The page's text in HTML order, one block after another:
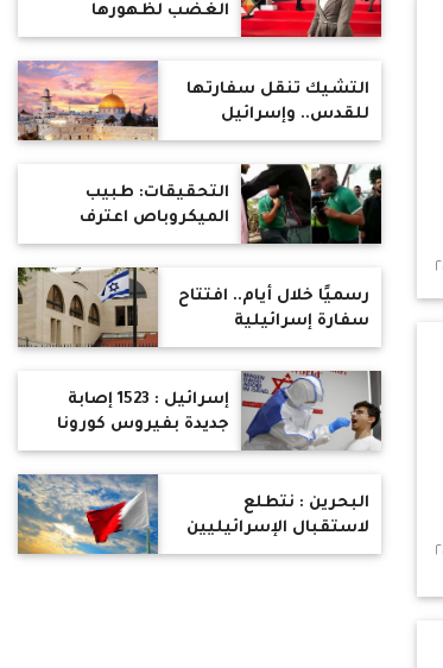
الغضب لظهورها
بالقاهرة السينمائي :
أساءت للجيش.. تشوه
تراث الطعام المصري
وكيف ردت على اتهامات
انتماءها للإخوان ؟
التشيك تنقل سفارتها
للقدس.. وإسرائيل
تعلق: أورشليم عاصمتنا
من 3000 عام
التحقيقات: طبيب
الميكروباص اعترف
باستمنائه "دون قصد"
رسميًا خلال أيام.. افتتاح
سفارة إسرائيلية
بالبحرين
إسرائيل : 1523 إصابة
جديدة بفيروس كورونا
البحرين : نتطلع
لاستقبال الإسرائيليين
في بلادنا